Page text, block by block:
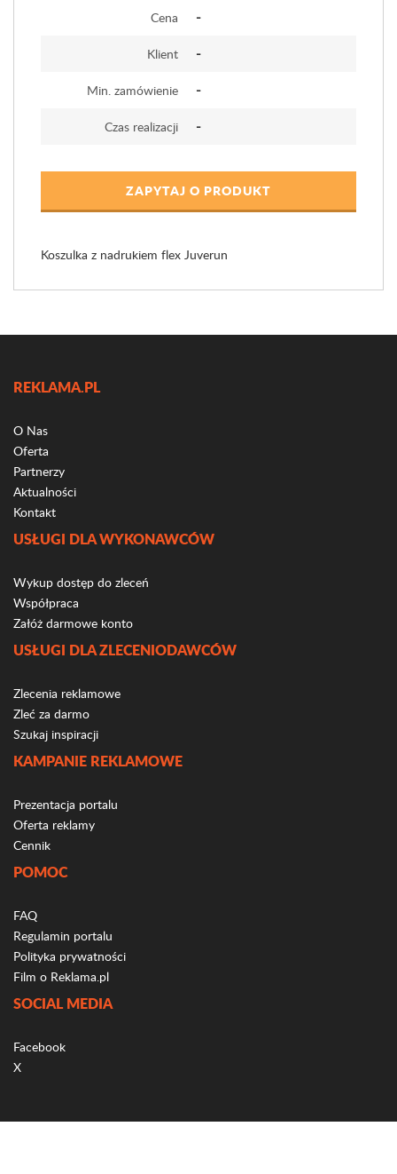
Cena -
Klient -
Min. zamówienie -
Czas realizacji -
ZAPYTAJ O PRODUKT
Koszulka z nadrukiem flex Juverun
REKLAMA.PL
O Nas
Oferta
Partnerzy
Aktualności
Kontakt
USŁUGI DLA WYKONAWCÓW
Wykup dostęp do zleceń
Współpraca
Załóż darmowe konto
USŁUGI DLA ZLECENIODAWCÓW
Zlecenia reklamowe
Zleć za darmo
Szukaj inspiracji
KAMPANIE REKLAMOWE
Prezentacja portalu
Oferta reklamy
Cennik
POMOC
FAQ
Regulamin portalu
Polityka prywatności
Film o Reklama.pl
SOCIAL MEDIA
Facebook
X